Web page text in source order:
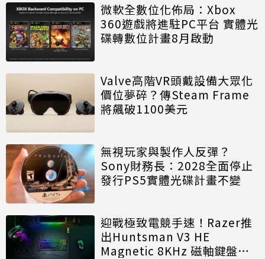
微軟全數位化佈局：Xbox
360遊戲將進駐PC平台 實體光
碟轉數位計畫8月啟動
Valve高階VR頭戴設備大眾化
價位夢碎？傳Steam Frame
將飆破1100美元
無視玩家與製作人反彈？
Sony財務長：2028全面停止
發行PS5實體光碟計畫不變
迎戰極致電競手速！Razer推
出Huntsman V3 HE
Magnetic 8KHz 磁軸鍵盤效